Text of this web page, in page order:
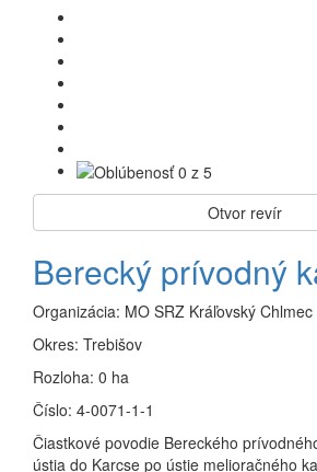
Otvor revír
Berecký prívodný
Organizácia: MO SRZ Kráľovský Chlmec
Okres: Trebišov
Rozloha: 0 ha
Číslo: 4-0071-1-1
Čiastkové povodie Bereckého
ústia do Karcse po ústie melioračného